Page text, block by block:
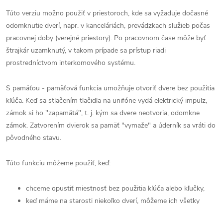
Túto verziu možno použiť v priestoroch, kde sa vyžaduje dočasné
odomknutie dverí, napr. v kanceláriách, prevádzkach služieb počas
pracovnej doby (verejné priestory). Po pracovnom čase môže byť
štrajkár uzamknutý, v takom prípade sa prístup riadi
prostredníctvom interkomového systému.
S pamäťou - pamäťová funkcia umožňuje otvoriť dvere bez použitia
kľúča. Keď sa stlačením tlačidla na unifóne vydá elektrický impulz,
zámok si ho "zapamätá", t. j. kým sa dvere neotvoria, odomkne
zámok. Zatvorením dvierok sa pamäť "vymaže" a úderník sa vráti do
pôvodného stavu.
Túto funkciu môžeme použiť, keď:
chceme opustiť miestnosť bez použitia kľúča alebo kľučky,
keď máme na starosti niekoľko dverí, môžeme ich všetky